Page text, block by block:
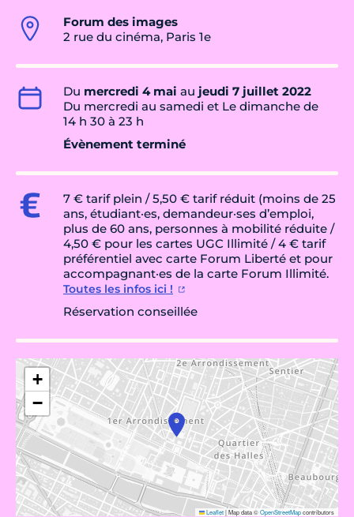
Forum des images
2 rue du cinéma, Paris 1e
Du mercredi 4 mai au jeudi 7 juillet 2022
Du mercredi au samedi et Le dimanche de
14 h 30 à 23 h
Évènement terminé
7 € tarif plein / 5,50 € tarif réduit (moins de 25
ans, étudiant·es, demandeur·ses d’emploi,
plus de 60 ans, personnes à mobilité réduite /
4,50 € pour les cartes UGC Illimité / 4 € tarif
préférentiel avec carte Forum Liberté et pour
accompagnant·es de la carte Forum Illimité.
Toutes les infos ici !
Réservation conseillée
+
−
Leaflet|Map data ©OpenStreetMapcontributors